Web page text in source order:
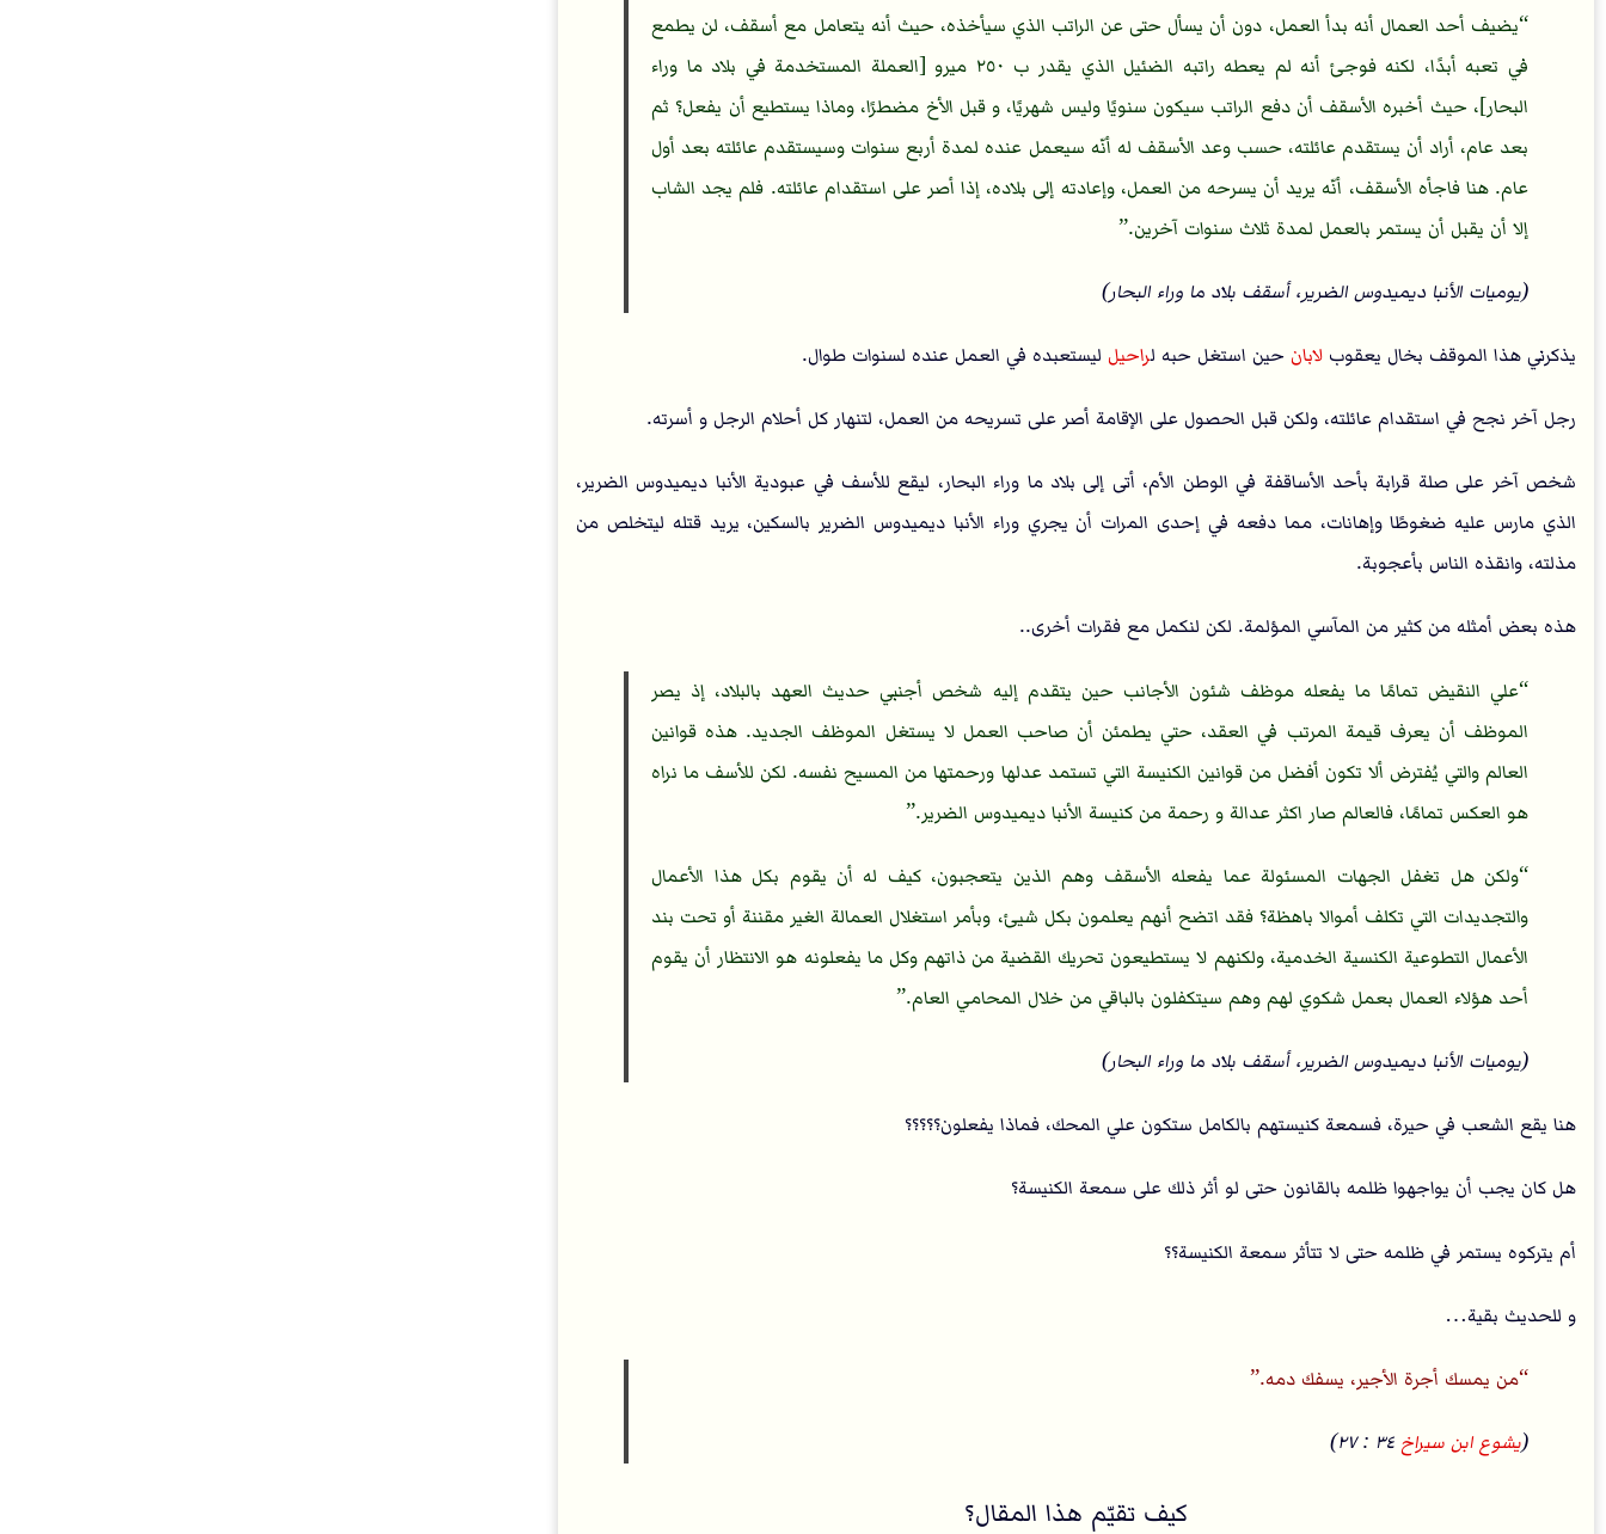
يضيف أحد العمال أنه بدأ العمل، دون أن يسأل حتى عن الراتب الذي سيأخذه، حيث أنه يتعامل مع أسقف، لن يطمع
في تعبه أبدًا، لكنه فوجئ أنه لم يعطه راتبه الضئيل الذي يقدر ب ٢٥٠ ميرو [العملة المستخدمة في بلاد ما وراء
البحار]، حيث أخبره الأسقف أن دفع الراتب سيكون سنويًا وليس شهريًا، و قبل الأخ مضطرًا، وماذا يستطيع أن يفعل؟ ثم
بعد عام، أراد أن يستقدم عائلته، حسب وعد الأسقف له أنّه سيعمل عنده لمدة أربع سنوات وسيستقدم عائلته بعد أول
عام. هنا فاجأه الأسقف، أنّه يريد أن يسرحه من العمل، وإعادته إلى بلاده، إذا أصر على استقدام عائلته. فلم يجد الشاب
إلا أن يقبل أن يستمر بالعمل لمدة ثلاث سنوات آخرين.
(يوميات الأنبا ديميدوس الضرير، أسقف بلاد ما وراء البحار)
يذكرني هذا الموقف بخال يعقوب لابان حين استغل حبه لراحيل ليستعبده في العمل عنده لسنوات طوال.
رجل آخر نجح في استقدام عائلته، ولكن قبل الحصول على الإقامة أصر على تسريحه من العمل، لتنهار كل أحلام الرجل و أسرته.
شخص آخر على صلة قرابة بأحد الأساقفة في الوطن الأم، أتى إلى بلاد ما وراء البحار، ليقع للأسف في عبودية الأنبا ديميدوس الضرير،
الذي مارس عليه ضغوطًا وإهانات، مما دفعه في إحدى المرات أن يجري وراء الأنبا ديميدوس الضرير بالسكين، يريد قتله ليتخلص من
مذلته، وانقذه الناس بأعجوبة.
هذه بعض أمثله من كثير من المآسي المؤلمة. لكن لنكمل مع فقرات أخرى..
علي النقيض تمامًا ما يفعله موظف شئون الأجانب حين يتقدم إليه شخص أجنبي حديث العهد بالبلاد، إذ يصر
الموظف أن يعرف قيمة المرتب في العقد، حتي يطمئن أن صاحب العمل لا يستغل الموظف الجديد. هذه قوانين
العالم والتي يُفترض ألا تكون أفضل من قوانين الكنيسة التي تستمد عدلها ورحمتها من المسيح نفسه. لكن للأسف ما نراه
هو العكس تمامًا، فالعالم صار اكثر عدالة و رحمة من كنيسة الأنبا ديميدوس الضرير.
ولكن هل تغفل الجهات المسئولة عما يفعله الأسقف وهم الذين يتعجبون، كيف له أن يقوم بكل هذا الأعمال
والتجديدات التي تكلف أموالا باهظة؟ فقد اتضح أنهم يعلمون بكل شيئ، وبأمر استغلال العمالة الغير مقننة أو تحت بند
الأعمال التطوعية الكنسية الخدمية، ولكنهم لا يستطيعون تحريك القضية من ذاتهم وكل ما يفعلونه هو الانتظار أن يقوم
أحد هؤلاء العمال بعمل شكوي لهم وهم سيتكفلون بالباقي من خلال المحامي العام.
(يوميات الأنبا ديميدوس الضرير، أسقف بلاد ما وراء البحار)
هنا يقع الشعب في حيرة، فسمعة كنيستهم بالكامل ستكون علي المحك، فماذا يفعلون؟؟؟؟؟
هل كان يجب أن يواجهوا ظلمه بالقانون حتى لو أثر ذلك على سمعة الكنيسة؟
أم يتركوه يستمر في ظلمه حتى لا تتأثر سمعة الكنيسة؟؟
و للحديث بقية…
من يمسك أجرة الأجير، يسفك دمه.
(يشوع ابن سيراخ
كيف تقيّم هذا المقال؟